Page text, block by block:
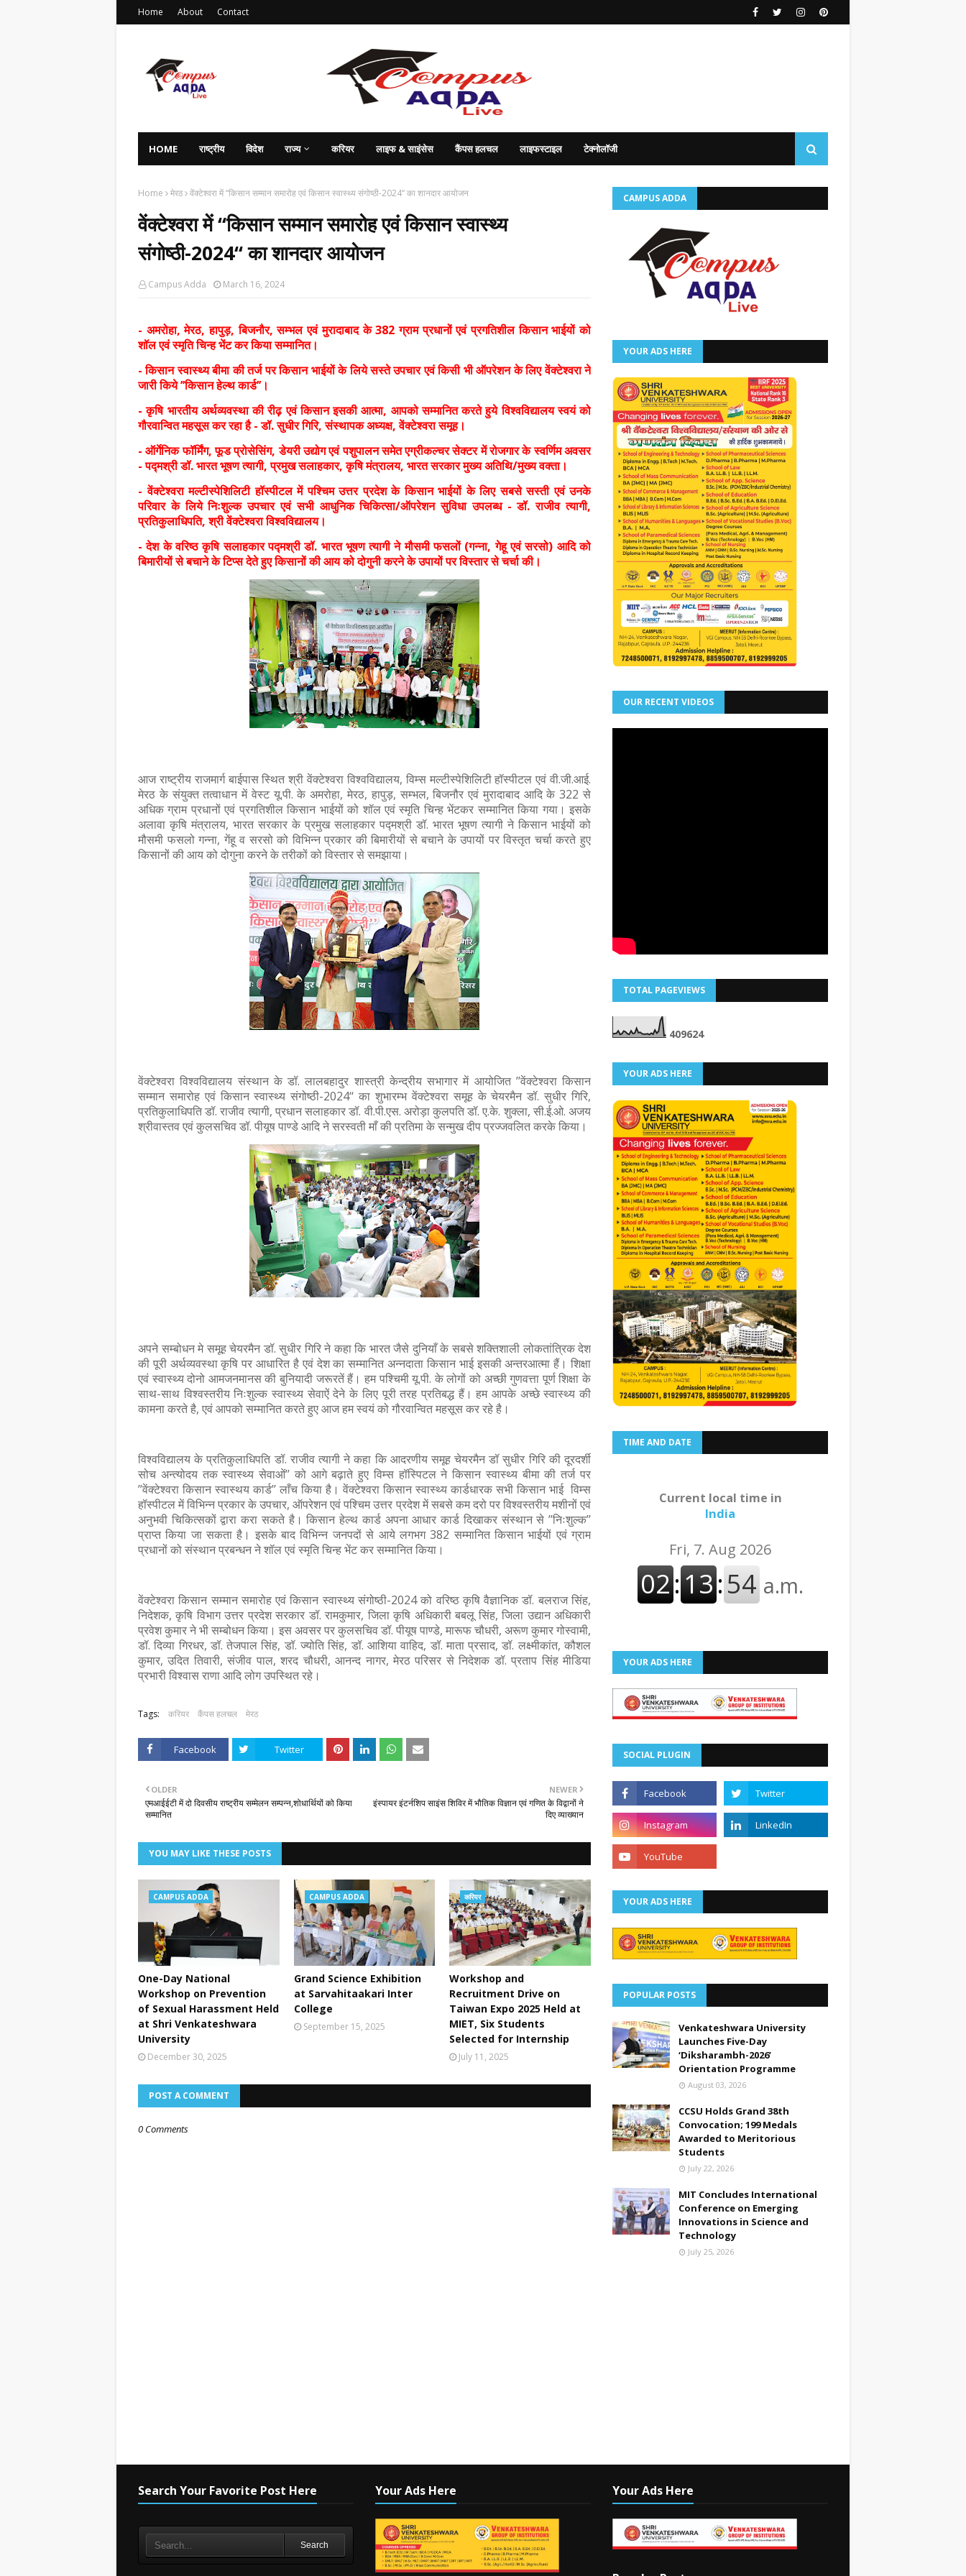
Home About Contact
HOME राष्ट्रीय विदेश राज्य करियर लाइफ & साइंसेस कैंपस हलचल लाइफस्टाइल टेक्नोलॉजी
Home मेरठ वेंक्टेश्वरा में ‘‘किसान सम्मान समारोह एवं किसान स्वास्थ्य संगोष्ठी-2024‘‘ का शानदार आयोजन
वेंक्टेश्वरा में ‘‘किसान सम्मान समारोह एवं किसान स्वास्थ्य
संगोष्ठी-2024‘‘ का शानदार आयोजन
Campus Adda March 16, 2024
- अमरोहा, मेरठ, हापुड़, बिजनौर, सम्भल एवं मुरादाबाद के 382 ग्राम प्रधानों एवं प्रगतिशील किसान भाईयों को
शॉल एवं स्मृति चिन्ह भेंट कर किया सम्मानित।
- किसान स्वास्थ्य बीमा की तर्ज पर किसान भाईयों के लिये सस्ते उपचार एवं किसी भी ऑपरेशन के लिए वेंक्टेश्वरा ने
जारी किये ’’किसान हेल्थ कार्ड’’।
- कृषि भारतीय अर्थव्यवस्था की रीढ़ एवं किसान इसकी आत्मा, आपको सम्मानित करते हुये विश्वविद्यालय स्वयं को
गौरवान्वित महसूस कर रहा है - डॉ. सुधीर गिरि, संस्थापक अध्यक्ष, वेंक्टेश्वरा समूह।
- ऑर्गेनिक फॉर्मिंग, फूड प्रोसेसिंग, डेयरी उद्योग एवं पशुपालन समेत एग्रीकल्चर सेक्टर में रोजगार के स्वर्णिम अवसर
- पद्मश्री डॉ. भारत भूषण त्यागी, प्रमुख सलाहकार, कृषि मंत्रालय, भारत सरकार मुख्य अतिथि/मुख्य वक्ता।
- वेंक्टेश्वरा मल्टीस्पेशिलिटी हॉस्पीटल में पश्चिम उत्तर प्रदेश के किसान भाईयों के लिए सबसे सस्ती एवं उनके
परिवार के लिये निःशुल्क उपचार एवं सभी आधुनिक चिकित्सा/ऑपरेशन सुविधा उपलब्ध - डॉ. राजीव त्यागी,
प्रतिकुलाधिपति, श्री वेंक्टेश्वरा विश्वविद्यालय।
- देश के वरिष्ठ कृषि सलाहकार पद्मश्री डॉ. भारत भूषण त्यागी ने मौसमी फसलों (गन्ना, गेहू एवं सरसो) आदि को
बिमारीयों से बचाने के टिप्स देते हुए किसानों की आय को दोगुनी करने के उपायों पर विस्तार से चर्चा की।
आज राष्ट्रीय राजमार्ग बाईपास स्थित श्री वेंक्टेश्वरा विश्वविद्यालय, विम्स मल्टीस्पेशिलिटी हॉस्पीटल एवं वी.जी.आई.
मेरठ के संयुक्त तत्वाधान में वेस्ट यू.पी. के अमरोहा, मेरठ, हापुड़, सम्भल, बिजनौर एवं मुरादाबाद आदि के 322 से
अधिक ग्राम प्रधानों एवं प्रगतिशील किसान भाईयों को शॉल एवं स्मृति चिन्ह भेंटकर सम्मानित किया गया। इसके
अलावा कृषि मंत्रालय, भारत सरकार के प्रमुख सलाहकार पद्मश्री डॉ. भारत भूषण त्यागी ने किसान भाईयों को
मौसमी फसलो गन्ना, गेंहू व सरसो को विभिन्न प्रकार की बिमारीयों से बचाने के उपायों पर विस्तृत चर्चा करते हुए
किसानों की आय को दोगुना करने के तरीकों को विस्तार से समझाया।
वेंक्टेश्वरा विश्वविद्यालय संस्थान के डॉ. लालबहादुर शास्त्री केन्द्रीय सभागार में आयोजित ’’वेंक्टेश्वरा किसान
सम्मान समारोह एवं किसान स्वास्थ्य संगोष्ठी-2024‘‘ का शुभारम्भ वेंक्टेश्वरा समूह के चेयरमैन डॉ. सुधीर गिरि,
प्रतिकुलाधिपति डॉ. राजीव त्यागी, प्रधान सलाहकार डॉ. वी.पी.एस. अरोड़ा कुलपति डॉ. ए.के. शुक्ला, सी.ई.ओ. अजय
श्रीवास्तव एवं कुलसचिव डॉ. पीयूष पाण्डे आदि ने सरस्वती माँ की प्रतिमा के सन्मुख दीप प्रज्जवलित करके किया।
अपने सम्बोधन मे समूह चेयरमैन डॉ. सुधीर गिरि ने कहा कि भारत जैसे दुनियाँ के सबसे शक्तिशाली लोकतांत्रिक देश
की पूरी अर्थव्यवस्था कृषि पर आधारित है एवं देश का सम्मानित अन्नदाता किसान भाई इसकी अन्तरआत्मा हैं। शिक्षा
एवं स्वास्थ्य दोनो आमजनमानस की बुनियादी जरूरतें हैं। हम पश्चिमी यू.पी. के लोगों को अच्छी गुणवत्ता पूर्ण शिक्षा के
साथ-साथ विश्वस्तरीय निःशुल्क स्वास्थ्य सेवाऐं देने के लिए पूरी तरह प्रतिबद्ध हैं। हम आपके अच्छे स्वास्थ्य की
कामना करते है, एवं आपको सम्मानित करते हुए आज हम स्वयं को गौरवान्वित महसूस कर रहे है।
विश्वविद्यालय के प्रतिकुलाधिपति डॉ. राजीव त्यागी ने कहा कि आदरणीय समूह चेयरमैन डॉ सुधीर गिरि की दूरदर्शी
सोच अन्त्योदय तक स्वास्थ्य सेवाओं’’ को आगे बढ़ाते हुए विम्स हॉस्पिटल ने किसान स्वास्थ्य बीमा की तर्ज पर
’’वेंक्टेश्वरा किसान स्वास्थय कार्ड’’ लाँच किया है। वेंक्टेश्वरा किसान स्वास्थ्य कार्डधारक सभी किसान भाई विम्स
हॉस्पीटल में विभिन्न प्रकार के उपचार, ऑपरेशन एवं पश्चिम उत्तर प्रदेश में सबसे कम दरो पर विश्वस्तरीय मशीनों एवं
अनुभवी चिकित्सकों द्वारा करा सकते है। किसान हेल्थ कार्ड अपना आधार कार्ड दिखाकर संस्थान से ’’निःशुल्क’’
प्राप्त किया जा सकता है। इसके बाद विभिन्न जनपदों से आये लगभग 382 सम्मानित किसान भाईयों एवं ग्राम
प्रधानों को संस्थान प्रबन्धन ने शॉल एवं स्मृति चिन्ह भेंट कर सम्मानित किया।
वेंक्टेश्वरा किसान सम्मान समारोह एवं किसान स्वास्थ्य संगोष्ठी-2024 को वरिष्ठ कृषि वैज्ञानिक डॉ. बलराज सिंह,
निदेशक, कृषि विभाग उत्तर प्रदेश सरकार डॉ. रामकुमार, जिला कृषि अधिकारी बबलू सिंह, जिला उद्यान अधिकारी
प्रवेश कुमार ने भी सम्बोधन किया। इस अवसर पर कुलसचिव डॉ. पीयूष पाण्डे, मारूफ चौधरी, अरूण कुमार गोस्वामी,
डॉ. दिव्या गिरधर, डॉ. तेजपाल सिंह, डॉ. ज्योति सिंह, डॉ. आशिया वाहिद, डॉ. माता प्रसाद, डॉ. लक्ष्मीकांत, कौशल
कुमार, उदित तिवारी, संजीव पाल, शरद चौधरी, आनन्द नागर, मेरठ परिसर से निदेशक डॉ. प्रताप सिंह मीडिया
प्रभारी विश्वास राणा आदि लोग उपस्थित रहे।
Tags: करियर कैंपस हलचल मेरठ
Facebook Twitter
NEWER
इंस्पायर इंटर्नशिप साइंस शिविर में भौतिक विज्ञान एवं गणित के विद्वानों ने
दिए व्याख्यान
OLDER
एमआईईटी में दो दिवसीय राष्ट्रीय सम्मेलन सम्पन्न,शोधार्थियों को किया
सम्मानित
YOU MAY LIKE THESE POSTS
CAMPUS ADDA
One-Day National
Workshop on Prevention
of Sexual Harassment Held
at Shri Venkateshwara
University
December 30, 2025
CAMPUS ADDA
Grand Science Exhibition
at Sarvahitaakari Inter
College
September 15, 2025
करियर
Workshop and
Recruitment Drive on
Taiwan Expo 2025 Held at
MIET, Six Students
Selected for Internship
July 11, 2025
POST A COMMENT
0 Comments
CAMPUS ADDA
YOUR ADS HERE
OUR RECENT VIDEOS
TOTAL PAGEVIEWS
409624
YOUR ADS HERE
TIME AND DATE
Current local time in
India
YOUR ADS HERE
SOCIAL PLUGIN
YOUR ADS HERE
POPULAR POSTS
Venkateshwara University
Launches Five-Day
‘Diksharambh-2026’
Orientation Programme
August 03, 2026
CCSU Holds Grand 38th
Convocation; 199 Medals
Awarded to Meritorious
Students
July 22, 2026
MIT Concludes International
Conference on Emerging
Innovations in Science and
Technology
July 25, 2026
Search Your Favorite Post Here
Search
Your Ads Here Your Ads Here